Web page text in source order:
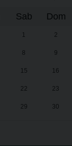
Sab Dom
1 2
8 9
15 16
22 23
29 30